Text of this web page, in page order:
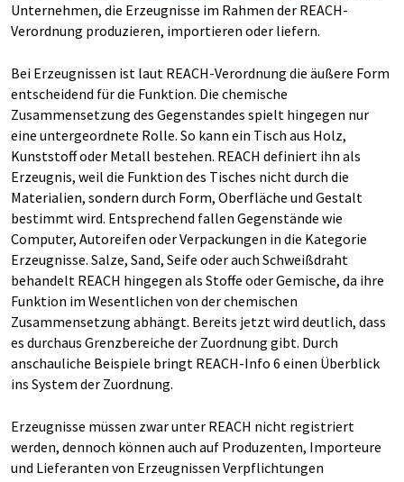
Unternehmen, die Erzeugnisse im Rahmen der REACH-
Verordnung produzieren, importieren oder liefern.
Bei Erzeugnissen ist laut REACH-Verordnung die äußere Form
entscheidend für die Funktion. Die chemische
Zusammensetzung des Gegenstandes spielt hingegen nur
eine untergeordnete Rolle. So kann ein Tisch aus Holz,
Kunststoff oder Metall bestehen. REACH definiert ihn als
Erzeugnis, weil die Funktion des Tisches nicht durch die
Materialien, sondern durch Form, Oberfläche und Gestalt
bestimmt wird. Entsprechend fallen Gegenstände wie
Computer, Autoreifen oder Verpackungen in die Kategorie
Erzeugnisse. Salze, Sand, Seife oder auch Schweißdraht
behandelt REACH hingegen als Stoffe oder Gemische, da ihre
Funktion im Wesentlichen von der chemischen
Zusammensetzung abhängt. Bereits jetzt wird deutlich, dass
es durchaus Grenzbereiche der Zuordnung gibt. Durch
anschauliche Beispiele bringt REACH-Info 6 einen Überblick
ins System der Zuordnung.
Erzeugnisse müssen zwar unter REACH nicht registriert
werden, dennoch können auch auf Produzenten, Importeure
und Lieferanten von Erzeugnissen Verpflichtungen